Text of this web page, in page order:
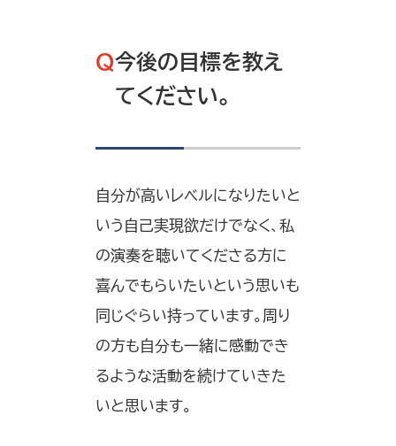
Q今後の目標を教え
てください。
自分が高いレベルになりたいと
いう自己実現欲だけでなく、私
の演奏を聴いてくださる方に
喜んでもらいたいという思いも
同じぐらい持っています。周り
の方も自分も一緒に感動でき
るような活動を続けていきた
いと思います。